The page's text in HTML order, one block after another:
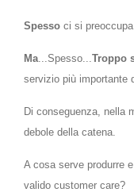
Spesso ci si
Ma...Spesso...Troppo
servizio più importante
Di conseguenza, nella
debole della catena.
A cosa serve produrre
valido customer care?